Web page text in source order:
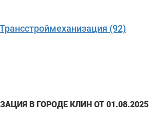
(92)
В ГОРОДЕ КЛИН ОТ 01.08.2025